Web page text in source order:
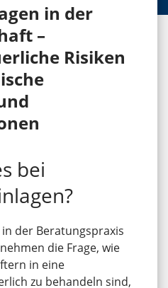
in der
–
Risiken
bei
der Beratungspraxis
die Frage, wie
in eine
zu behandeln sind,